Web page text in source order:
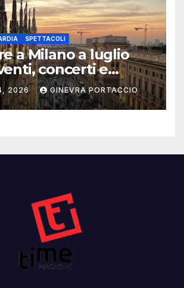
SPETTACOLI
a Milano a luglio
concerti e
2026 GINEVRA PORTACCIO